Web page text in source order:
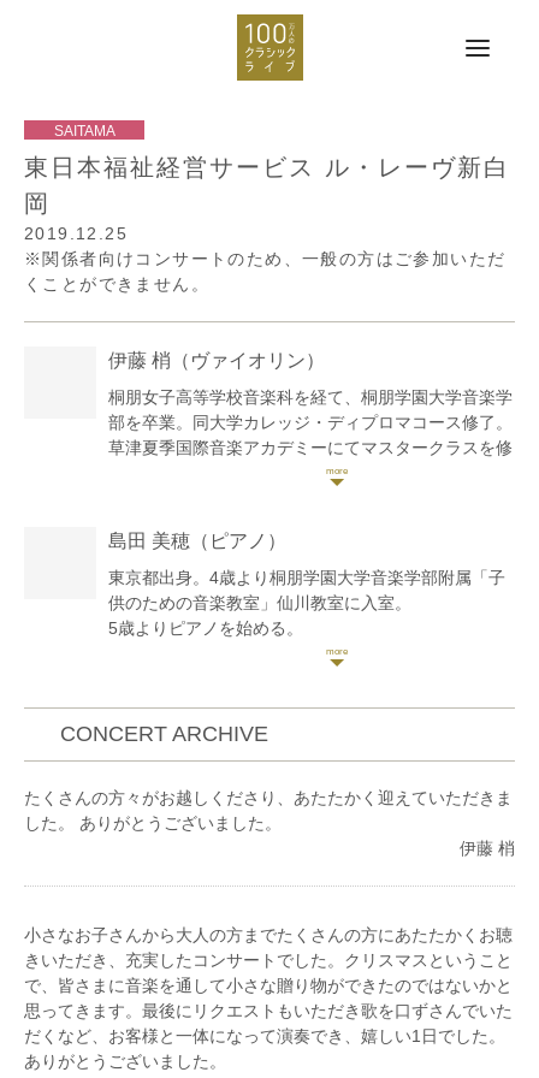
東日本福祉経営サービス ル・レーヴ新白
岡
2019.12.25
※関係者向けコンサートのため、一般の方はご参加いただ
くことができません。
伊藤 梢 （ヴァイオリン）
桐朋女子高等学校音楽科を経て、桐朋学園大学音楽学
部を卒業。同大学カレッジ・ディプロマコース修了。
草津夏季国際音楽アカデミーにてマスタークラスを修
了。同アカデミー選抜ロビーコンサートに出演。ウィ
してラ・フォル・ジュルネ・オ・ジャポンに出演。こ
れまでにヴァイオリンを篠﨑功子、パオロ・フランチ
ェスキーニ、アレクサンダー・アレンコフの各氏に、
室内楽を漆原啓子、小澤英世、エマニュエル・ジラー
ル、山崎伸子、磯村和英、三輪郁の各氏に師事。 ソ
等で幅広く活動している。日本弦楽指導者協会関東支
島田 美穂 （ピアノ）
東京都出身。4歳より桐朋学園大学音楽学部附属「子
供のための音楽教室」仙川教室に入室。
5歳よりピアノを始める。
第22回日本ピアノ教育連盟ピアノオーディション奨励
葉総局賞、第64回全日本学生音楽コンクール東京大会
奨励賞、第36回ピティナ・ピアノコンペティション東
桐朋女子高等学校音楽科を経て、桐朋学園大学音楽学
部卒業。同大学カレッジディプロマコースにて研鑽を
ロマを取得、同セミナー選抜修了コンサートに出演。
これまでに、ピアノを和田良枝、故・坂井由起子、奥
田佳世子、山崎牧子、木村徹、三輪郁の各氏に、室内
楽を梅村祐子、漆原啓子、エマニュエル・ジラールの
各氏に、特別ピアノクラスにて片山敬子氏に師事。
全国様々な会場でコンサート活動をする他、各地の子
CONCERT ARCHIVE
たくさんの方々がお越しくださり、あたたかく迎えていただきま
した。 ありがとうございました。
伊藤 梢
小さなお子さんから大人の方までたくさんの方にあたたかくお聴
きいただき、充実したコンサートでした。クリスマスということ
で、皆さまに音楽を通して小さな贈り物ができたのではないかと
思ってきます。最後にリクエストもいただき歌を口ずさんでいた
だくなど、お客様と一体になって演奏でき、嬉しい1日でした。
ありがとうございました。